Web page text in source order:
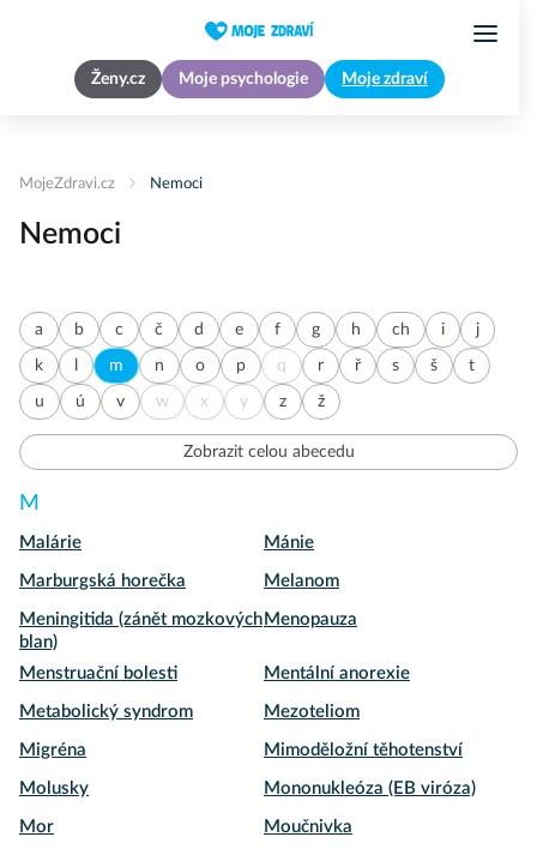
Ženy.cz Moje psychologie Moje zdraví
MojeZdravi.cz Nemoci
Nemoci
a b c č d e f g h ch i j
k m n o p q r ř s š t
u ú v w x y z ž
Zobrazit celou abecedu
M
Malárie Mánie
Marburgská horečka Melanom
Meningitida (zánět mozkových
blan)
Menopauza
Menstruační bolesti Mentální anorexie
Metabolický syndrom Mezoteliom
Migréna Mimoděložní těhotenství
Molusky Mononukleóza (EB viróza)
Mor Moučnivka